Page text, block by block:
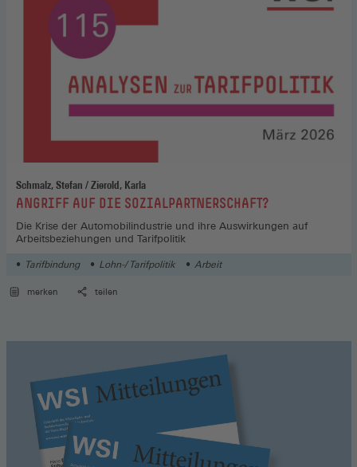
Schmalz, Stefan / Zierold, Karla
:ANGRIFF AUF DIE SOZIALPARTNERSCHAFT?
Die Krise der Automobilindustrie und ihre Auswirkungen auf
Arbeitsbeziehungen und Tarifpolitik
Tarifbindung Lohn-/ Tarifpolitik Arbeit
merken teilen